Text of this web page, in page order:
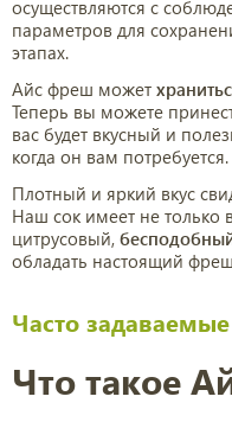
осуществляются с
параметров для
этапах.
Айс фреш может
Теперь вы можете
вас будет вкусный и
когда он вам потребуется.
Плотный и яркий вкус
Наш сок имеет не только
цитрусовый,
обладать настоящий
Часто
Что такое